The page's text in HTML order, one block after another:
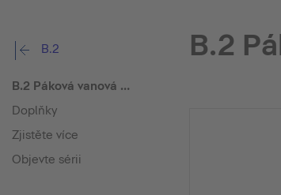
B.2
B.2 Páková vanová baterie nástěnná
Doplňky
Zjistěte více
Objevte sérii
B.2